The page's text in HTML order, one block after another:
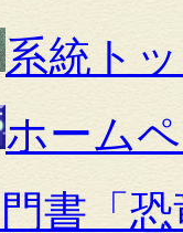
系統ト
ホーム
書「